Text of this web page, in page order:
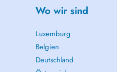
Wo wir sind
Luxemburg
Belgien
Deutschland